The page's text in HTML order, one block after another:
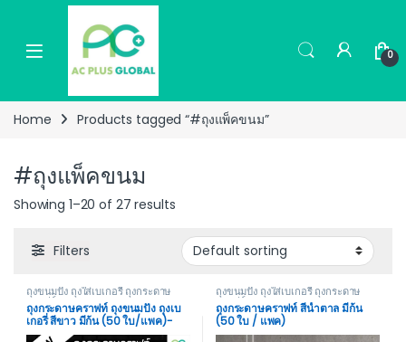
Skip to navigation
Skip to content
0
Home Products tagged “#ถุงแพ็คขนม”
#ถุงแพ็คขนม
Showing 1–20 of 27 results
Filters
ถุงขนมปัง ถุงใส่เบเกอรี่ ถุงกระดาษ
คราฟท์
ถุงกระดาษคราฟท์ ถุงขนมปัง ถุงเบ
เกอรี่ สีขาว มีก้น (50 ใบ/แพค)-
acplusglobal
ถุงขนมปัง ถุงใส่เบเกอรี่ ถุงกระดาษ
คราฟท์
ถุงกระดาษคราฟท์ สีน้ำตาล มีก้น
(50 ใบ / แพค)